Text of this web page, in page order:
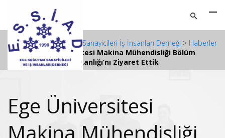
ESSİAD - Ege Soğutma Sanayicileri İş İnsanları Derneği > Haberler
>Ege Üniversitesi Makina Mühendisliği Bölüm
Başkanlığı’nı Ziyaret Ettik
Ege Üniversitesi